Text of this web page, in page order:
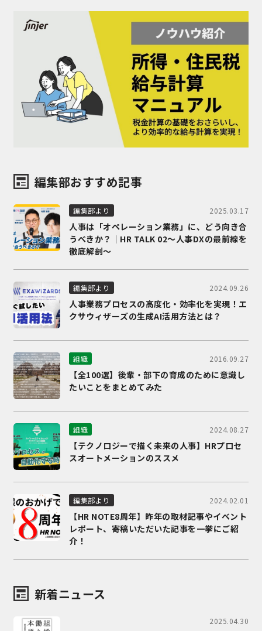
編集部おすすめ記事
編集部より 2025.03.17
人事は「オペレーション業務」に、どう向き合
うべきか？｜HR TALK 02～人事DXの最前線を
徹底解剖～
編集部より 2024.09.26
人事業務プロセスの高度化・効率化を実現！エ
クサウィザーズの生成AI活用方法とは？
組織 2016.09.27
【全100選】後輩・部下の育成のために意識し
たいことをまとめてみた
組織 2024.08.27
【テクノロジーで描く未来の人事】HRプロセ
スオートメーションのススメ
編集部より 2024.02.01
【HR NOTE8周年】昨年の取材記事やイベント
レポート、寄稿いただいた記事を一挙にご紹
介！
新着ニュース
2025.04.30